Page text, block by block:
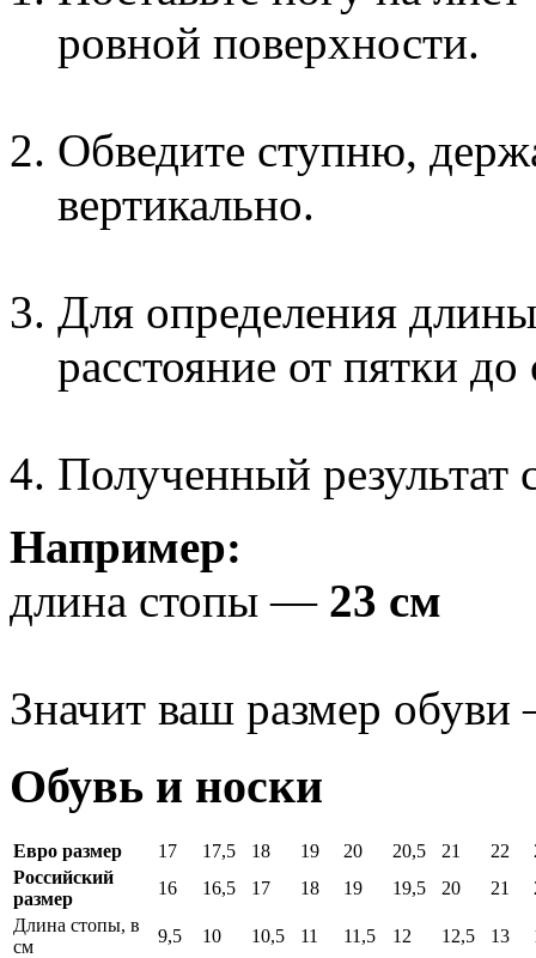
ровной поверхности.
Обведите ступню,
вертикально.
Для определения
расстояние от пятки
Полученный результат
Например:
длина стопы — 23 см
Значит ваш размер
Обувь и носки
Евро размер 17 17,5 18 19 20 20,5 21 22
Российский
размер
16 16,5 17 18 19 19,5 20 21
Длина стопы, в
см
9,5 10 10,5 11 11,5 12 12,5 13